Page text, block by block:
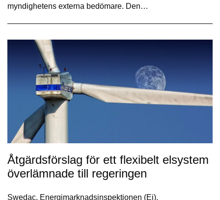
myndighetens externa bedömare. Den…
Åtgärdsförslag för ett flexibelt elsystem
överlämnade till regeringen
Swedac, Energimarknadsinspektionen (Ei),